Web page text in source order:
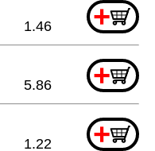
+
1.46
+
5.86
+
1.22